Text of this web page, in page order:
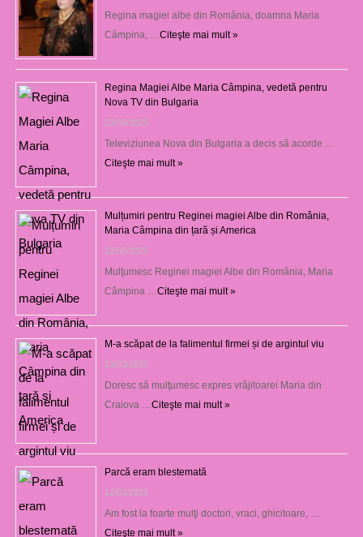
Regina magiei albe din România, doamna Maria
Câmpina, … Citeşte mai mult »
Regina Magiei Albe Maria Câmpina, vedetă pentru
Nova TV din Bulgaria
23/05/2025
Televiziunea Nova din Bulgaria a decis să acorde …
Citeşte mai mult »
Mulțumiri pentru Reginei magiei Albe din România,
Maria Câmpina din țară și America
22/05/2025
Mulţumesc Reginei magiei Albe din România, Maria
Câmpina … Citeşte mai mult »
M-a scăpat de la falimentul firmei și de argintul viu
13/03/2025
Doresc să mulţumesc expres vrăjitoarei Maria din
Craiova … Citeşte mai mult »
Parcă eram blestemată
12/03/2025
Am fost la foarte mulţi doctori, vraci, ghicitoare, …
Citeşte mai mult »